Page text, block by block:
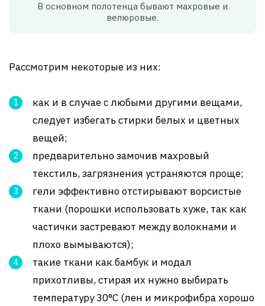
В основном полотенца бывают махровые и
велюровые.
Рассмотрим некоторые из них:
как и в случае с любыми другими вещами,
следует избегать стирки белых и цветных
вещей;
предварительно замочив махровый
текстиль, загрязнения устраняются проще;
гели эффективно отстирывают ворсистые
ткани (порошки использовать хуже, так как
частички застревают между волокнами и
плохо вымываются);
такие ткани как бамбук и модал
прихотливы, стирая их нужно выбирать
температуру 30°C (лен и микрофибра хорошо